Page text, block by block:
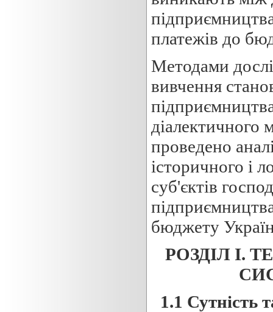
платежів до
Методами
вивчення
діалектичного
проведено
історичного і
суб'єктів
бюджету
РОЗДІЛ І.
1.1 Сутність